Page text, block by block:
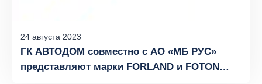
24 августа 2023
ГК АВТОДОМ совместно с АО «МБ РУС»
представляют марки FORLAND и FOTON